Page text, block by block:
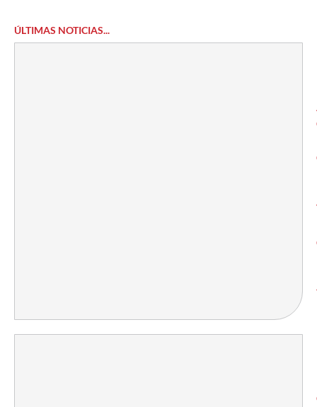
ÚLTIMAS NOTICIAS...